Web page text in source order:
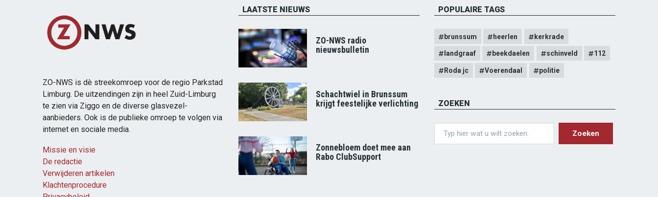
ZO-NWS is dè streekomroep voor de regio Parkstad
Limburg. De uitzendingen zijn in heel Zuid-Limburg
te zien via Ziggo en de diverse glasvezel-
aanbieders. Ook is de publieke omroep te volgen via
internet en sociale media.
Missie en visie
De redactie
Verwijderen artikelen
Klachtenprocedure
LAATSTE NIEUWS
ZO-NWS radio
nieuwsbulletin
Schachtwiel in Brunssum
krijgt feestelijke verlichting
Zonnebloem doet mee aan
Rabo ClubSupport
POPULAIRE TAGS
brunssum heerlen kerkrade
landgraaf beekdaelen schinveld 112
Roda jc Voerendaal politie
ZOEKEN